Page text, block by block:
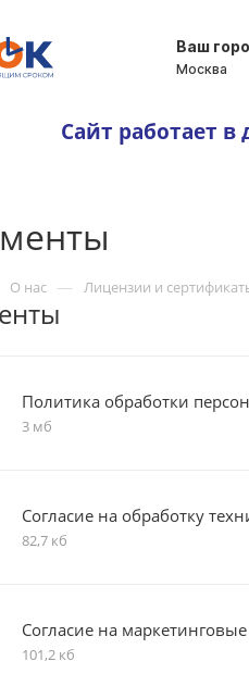
Ваш
Москва
Сайт работает
О нас — Лицензии и
Политика обработки
3 мб
Согласие на обработку
82,7 кб
Согласие на
101,2 кб